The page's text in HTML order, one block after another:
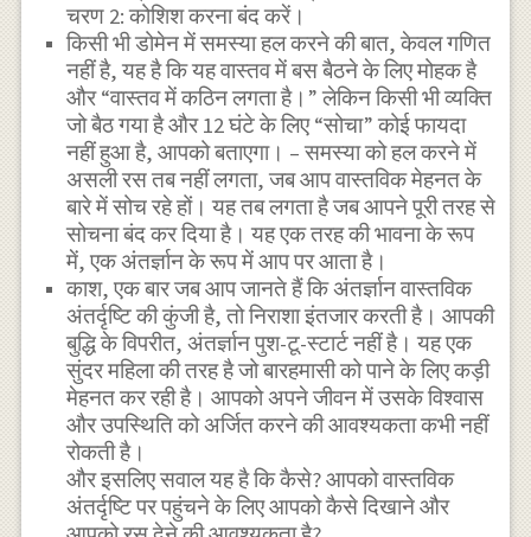
चरण 2: कोशिश करना बंद करें।
किसी भी डोमेन में समस्या हल करने की बात, केवल गणित
नहीं है, यह है कि यह वास्तव में बस बैठने के लिए मोहक है
और “वास्तव में कठिन लगता है।” लेकिन किसी भी व्यक्ति
जो बैठ गया है और 12 घंटे के लिए “सोचा” कोई फायदा
नहीं हुआ है, आपको बताएगा। – समस्या को हल करने में
असली रस तब नहीं लगता, जब आप वास्तविक मेहनत के
बारे में सोच रहे हों। यह तब लगता है जब आपने पूरी तरह से
सोचना बंद कर दिया है। यह एक तरह की भावना के रूप
में, एक अंतर्ज्ञान के रूप में आप पर आता है।
काश, एक बार जब आप जानते हैं कि अंतर्ज्ञान वास्तविक
अंतर्दृष्टि की कुंजी है, तो निराशा इंतजार करती है। आपकी
बुद्धि के विपरीत, अंतर्ज्ञान पुश-टू-स्टार्ट नहीं है। यह एक
सुंदर महिला की तरह है जो बारहमासी को पाने के लिए कड़ी
मेहनत कर रही है। आपको अपने जीवन में उसके विश्वास
और उपस्थिति को अर्जित करने की आवश्यकता कभी नहीं
रोकती है।
और इसलिए सवाल यह है कि कैसे? आपको वास्तविक
अंतर्दृष्टि पर पहुंचने के लिए आपको कैसे दिखाने और